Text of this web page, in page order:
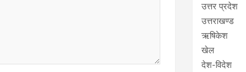
उत्तर प्रदेश
उत्तराखण्ड
ऋषिकेश
खेल
देश-विदेश